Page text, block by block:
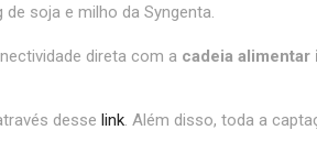
de soja e milho da Syngenta.
direta com a cadeia
desse link. Além disso, toda a